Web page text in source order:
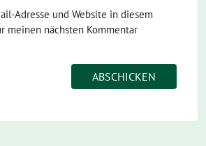
Adresse und Website in diesem
meinen nächsten Kommentar